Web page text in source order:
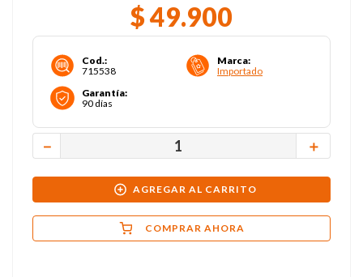
$49.900
Cod.:
715538
Marca:
Importado
Garantía:
90 días
＋
－
AGREGAR AL CARRITO
COMPRAR AHORA